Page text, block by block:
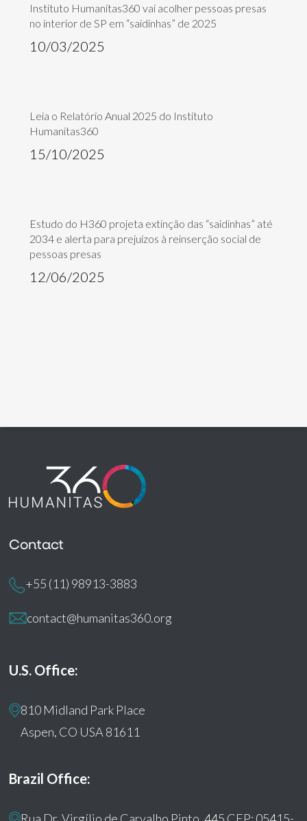
Instituto Humanitas360 vai acolher pessoas presas
no interior de SP em “saidinhas” de 2025
10/03/2025
Leia o Relatório Anual 2025 do Instituto
Humanitas360
15/10/2025
Estudo do H360 projeta extinção das “saidinhas” até
2034 e alerta para prejuízos à reinserção social de
pessoas presas
12/06/2025
Contact
+55 (11) 98913-3883
contact@humanitas360.org
U.S. Office:
810 Midland Park Place
Aspen, CO USA 81611
Brazil Office: